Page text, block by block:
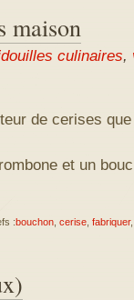
maison
culinaires,
de cerises
et un
:bouchon, cerise, fabriquer